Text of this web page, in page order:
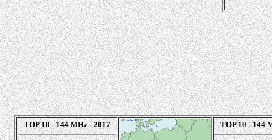
TOP 10 - 144 MHz - 2017 TOP 10 - 144